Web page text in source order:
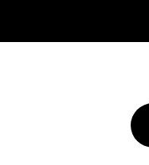
method to the